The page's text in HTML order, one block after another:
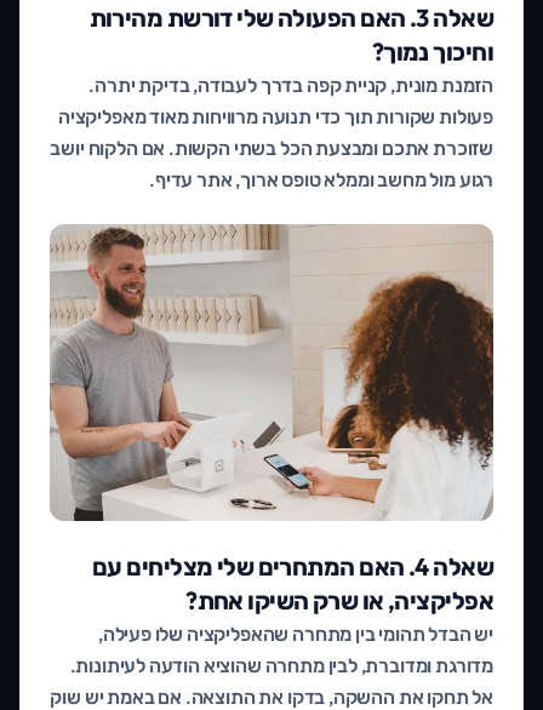
שאלה 3. האם הפעולה שלי דורשת מהירות
וחיכוך נמוך?
הזמנת מונית, קניית קפה בדרך לעבודה, בדיקת יתרה.
פעולות שקורות תוך כדי תנועה מרוויחות מאוד מאפליקציה
שזוכרת אתכם ומבצעת הכל בשתי הקשות. אם הלקוח יושב
רגוע מול מחשב וממלא טופס ארוך, אתר עדיף.
שאלה 4. האם המתחרים שלי מצליחים עם
אפליקציה, או שרק השיקו אחת?
יש הבדל תהומי בין מתחרה שהאפליקציה שלו פעילה,
מדורגת ומדוברת, לבין מתחרה שהוציא הודעה לעיתונות.
אל תחקו את ההשקה, בדקו את התוצאה. אם באמת יש שוק